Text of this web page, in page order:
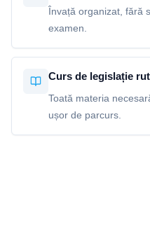
Învață organizat, fără
examen.
Curs de legislație
Toată materia
ușor de parcurs.